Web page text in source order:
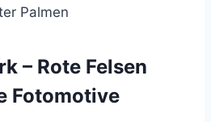
Palmen
– Rote Felsen
Fotomotive